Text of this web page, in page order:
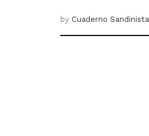
by Cuaderno Sandinista